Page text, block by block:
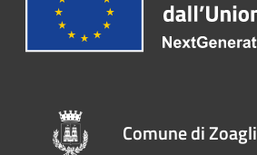
Comune di Zoagli